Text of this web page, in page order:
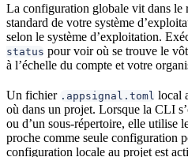
La configuration globale vit dans le
standard de votre système
selon le système d’exploitation.
status pour voir où se trouve le
à l’échelle du compte et votre
Un fichier .appsignal.toml local
où dans un projet. Lorsque la CLI
ou d’un sous-répertoire, elle utilise
proche comme seule configuration
configuration locale au projet est